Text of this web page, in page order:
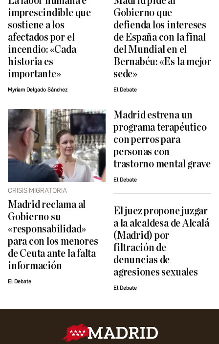
imprescindible que
sostiene a los
afectados por el
incendio: «Cada
historia es
importante»
Myriam Delgado Sánchez
Gobierno que
defienda los intereses
de España con la final
del Mundial en el
Bernabéu: «Es la mejor
sede»
El Debate
CRISIS MIGRATORIA
Madrid reclama al
Gobierno su
«responsabilidad»
para con los menores
de Ceuta ante la falta
información
El Debate
Madrid estrena un
programa terapéutico
con perros para
personas con
trastorno mental grave
El Debate
El juez propone juzgar
a la alcaldesa de Alcalá
(Madrid) por
filtración de
denuncias de
agresiones sexuales
El Debate